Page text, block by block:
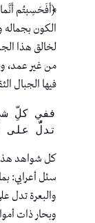
﴿أَفَحَسِبتُم
الكون بجماله
لخالق هذا
من غير عمد،
فيها الجبال
ففي كلِّ
تدلُّ على
كل شواهد هذا
سئل أعرابي:
والبعرة تدل
وبحار ذات